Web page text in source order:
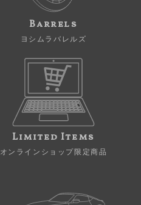
Barrels
ヨシムラバレルズ
Limited Items
オンラインショップ限定商品